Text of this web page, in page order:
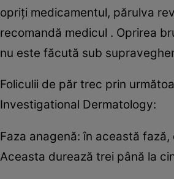
opriți medicamentul, părulva
recomandă medicul . Oprirea
nu este făcută sub
Foliculii de păr trec prin
Investigational Dermatology‌:
Faza anagenă: în această
Aceasta durează trei până la